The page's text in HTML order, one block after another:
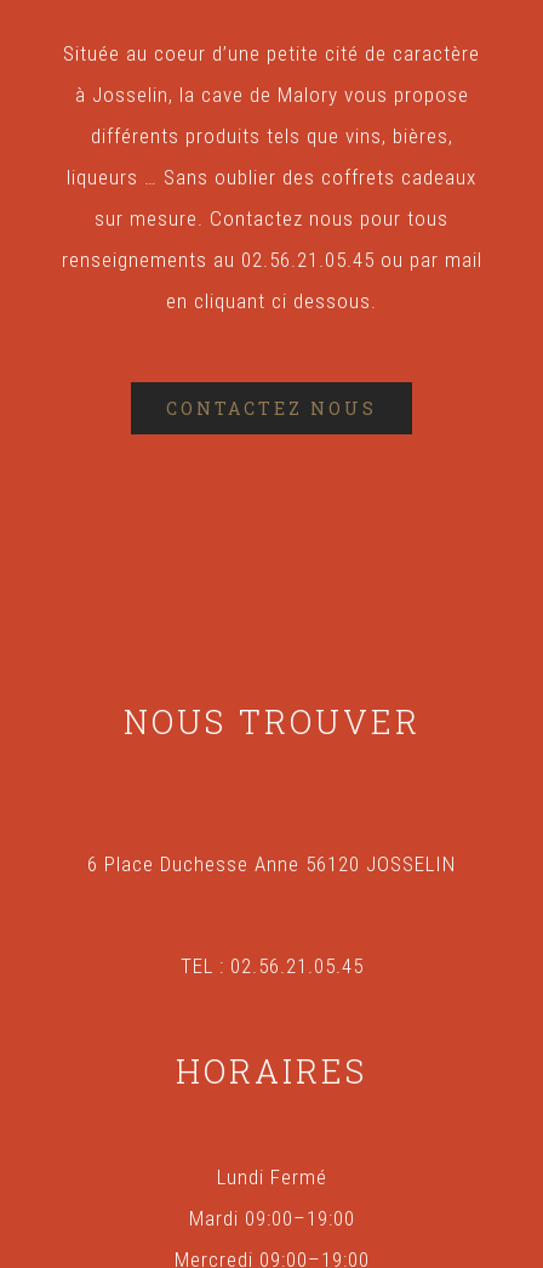
Située au coeur d’une petite cité de caractère
à Josselin, la cave de Malory vous propose
différents produits tels que vins, bières,
liqueurs … Sans oublier des coffrets cadeaux
sur mesure. Contactez nous pour tous
renseignements au 02.56.21.05.45 ou par mail
en cliquant ci dessous.
CONTACTEZ NOUS
NOUS TROUVER
6 Place Duchesse Anne 56120 JOSSELIN
TEL : 02.56.21.05.45
HORAIRES
Lundi Fermé
Mardi 09:00–19:00
Mercredi 09:00–19:00